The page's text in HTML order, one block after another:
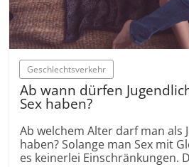
Geschlechtsverkehr
Ab wann dürfen
Sex haben?
Ab welchem Alter darf man als
haben? Solange man Sex mit
es keinerlei Einschränkungen.